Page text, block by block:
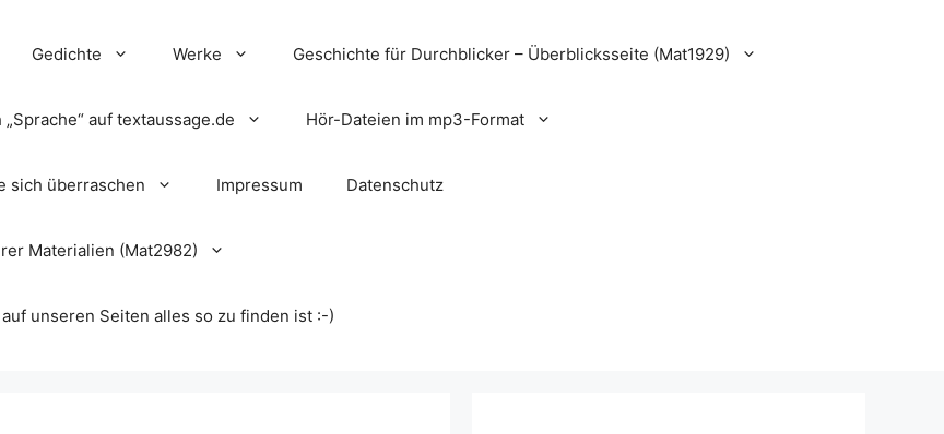
Gedichte Werke Geschichte für Durchblicker – Überblicksseite (Mat1929)
„Sprache“ auf textaussage.de Hör-Dateien im mp3-Format
sich überraschen Impressum Datenschutz
Materialien (Mat2982)
unseren Seiten alles so zu finden ist :-)